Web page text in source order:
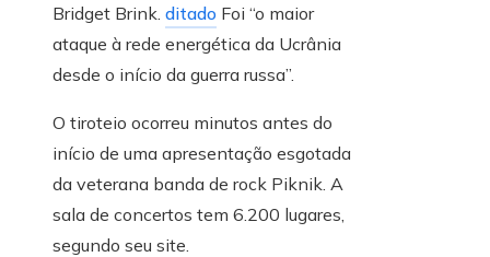
Bridget Brink. ditado Foi “o maior
ataque à rede energética da Ucrânia
desde o início da guerra russa”.
O tiroteio ocorreu minutos antes do
início de uma apresentação esgotada
da veterana banda de rock Piknik. A
sala de concertos tem 6.200 lugares,
segundo seu site.